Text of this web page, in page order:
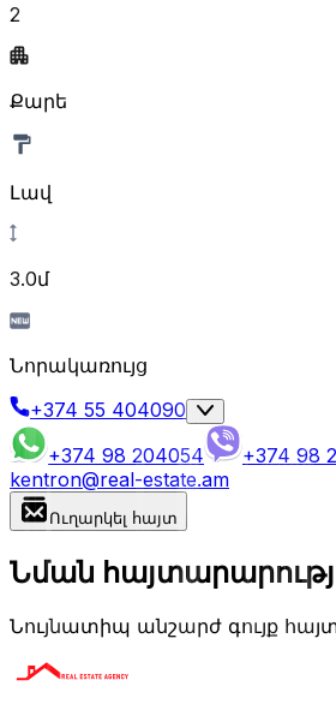
2
Քարե
Լավ
3.0մ
Նորակառույց
+374 55 404090
+374 98 204054
+374 98
kentron@real-estate.am
Ուղարկել հայտ
Նման
Նույնատիպ անշարժ գույք